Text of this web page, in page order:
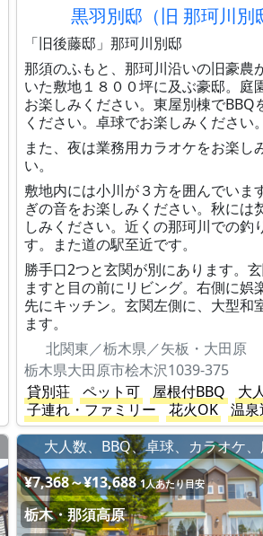
黒羽別邸（旧 那珂川別
「旧後藤邸」那珂川別邸
那須のふもと、那珂川沿いの旧豪農
いた敷地１８００坪に及ぶ豪邸。庭
お楽しみください。東屋別棟でBBQ
ください。卓球でお楽しみください。
また、夜は業務用カラオケをお楽し
い。
敷地内には小川が３方を囲んでいま
ぎの音をお楽しみください。秋には
しみください。近くの那珂川での釣
す。また道の駅至近です。
勝手口2つと玄関が別にあります。
ますと目の前にリビング。右側に娯
先にキッチン。玄関左側に、大型和
ます。
北関東／栃木県／矢板・大田原
栃木県大田原市桧木沢1039-375
貸別荘
ペット可 屋根付BBQ 大
子連れ・ファミリー
花火OK
温
大人数、BBQ、卓球、カラオケ
¥7,368～¥13,688 1人あたり目安
栃木・那須高原